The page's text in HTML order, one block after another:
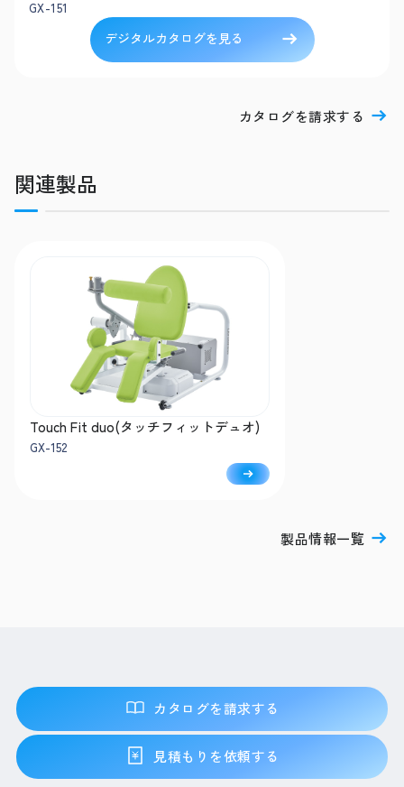
GX-151
デジタルカタログを見る
カタログを請求する
関連製品
Touch Fit duo(タッチフィットデュオ)
GX-152
製品情報一覧
カタログを請求する
見積もりを依頼する